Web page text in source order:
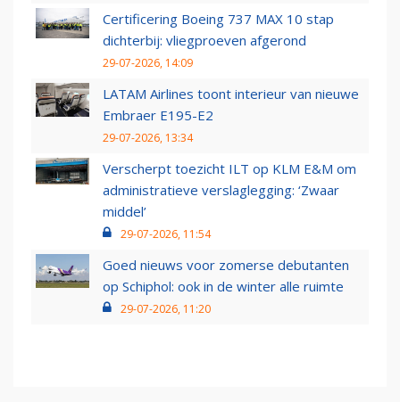
Certificering Boeing 737 MAX 10 stap
dichterbij: vliegproeven afgerond
29-07-2026, 14:09
LATAM Airlines toont interieur van nieuwe
Embraer E195-E2
29-07-2026, 13:34
Verscherpt toezicht ILT op KLM E&M om
administratieve verslaglegging: ‘Zwaar
middel’
29-07-2026, 11:54
Goed nieuws voor zomerse debutanten
op Schiphol: ook in de winter alle ruimte
29-07-2026, 11:20